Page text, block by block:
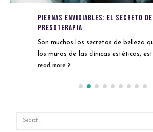
Piernas envidiables: El secreto
presoterapia
Son muchos los secretos de belleza
los muros de las clínicas estéticas,
read more